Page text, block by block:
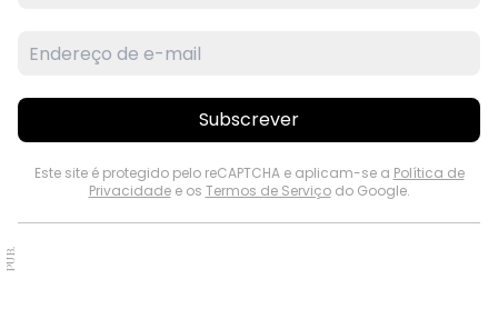
Subscrever
Este site é protegido pelo reCAPTCHA e aplicam-se a Política de
Privacidadee os Termos de Serviçodo Google.
PUB.